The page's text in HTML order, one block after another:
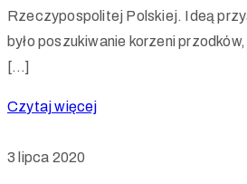
Rzeczypospolitej Polskiej. Ideą
było poszukiwanie korzeni
[…]
Czytaj więcej
3 lipca 2020